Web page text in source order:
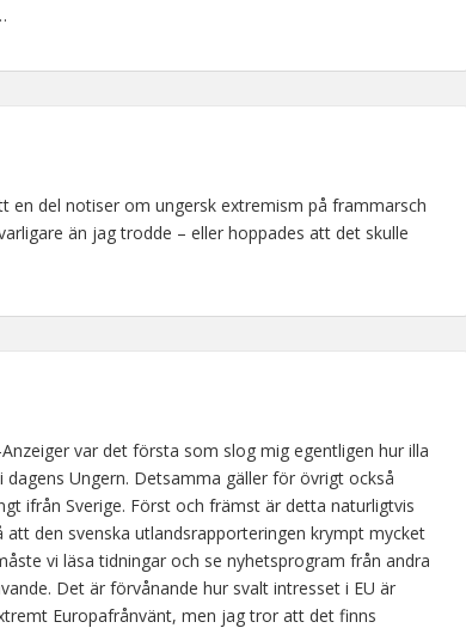
en del notiser om ungersk extremism på frammarsch
än jag trodde – eller hoppades att det skulle
var det första som slog mig egentligen hur illa
Ungern. Detsamma gäller för övrigt också
ifrån Sverige. Först och främst är detta naturligtvis
den svenska utlandsrapporteringen krympt mycket
vi läsa tidningar och se nyhetsprogram från andra
Det är förvånande hur svalt intresset i EU är
Europafrånvänt, men jag tror att det finns